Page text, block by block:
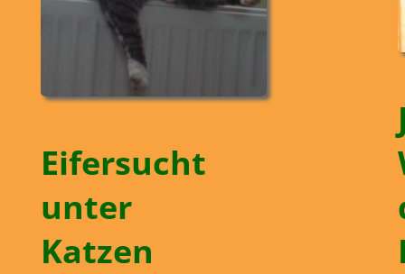
Eifersucht
unter
Katzen